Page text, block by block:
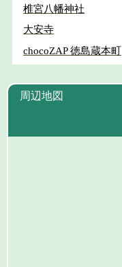
椎宮八幡神社
大安寺
chocoZAP 徳島蔵本町
周辺地図